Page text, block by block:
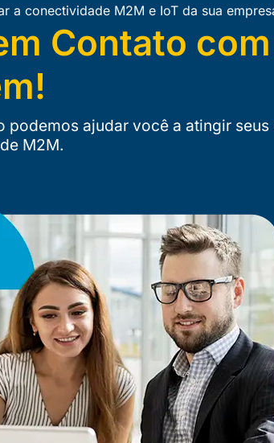
a conectividade M2M e IoT da sua
Contato
podemos ajudar você a atingir
M2M.